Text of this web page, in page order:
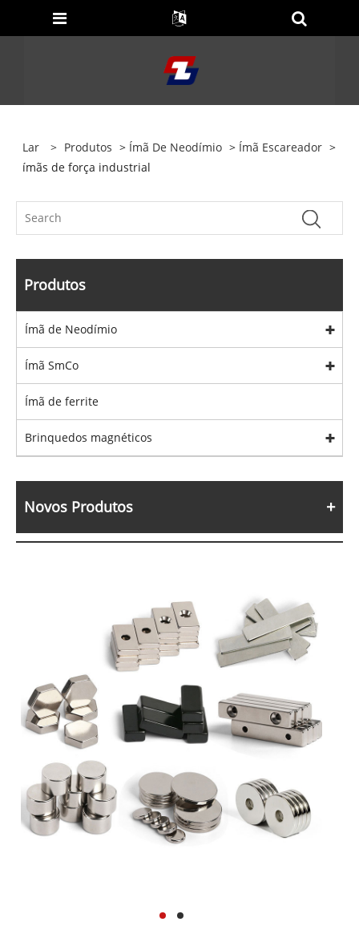
Lar > Produtos > Ímã De Neodímio > Ímã Escareador >
ímãs de força industrial
Produtos
Ímã de Neodímio
Ímã SmCo
Ímã de ferrite
Brinquedos magnéticos
Novos Produtos